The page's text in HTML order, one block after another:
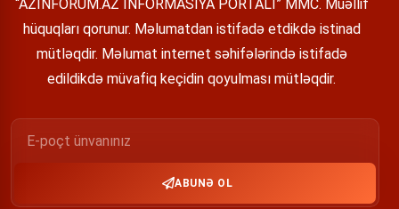
“AZİNFORUM.AZ İNFORMASİYA PORTALI” MMC. Müəllif
hüquqları qorunur. Məlumatdan istifadə etdikdə istinad
mütləqdir. Məlumat internet səhifələrində istifadə
edildikdə müvafiq keçidin qoyulması mütləqdir.
ABUNƏ OL